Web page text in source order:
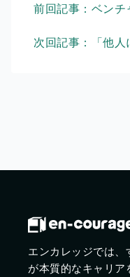
前回記事：ベンチ
次回記事：「他人
エンカレッジでは、
が本質的なキャリア